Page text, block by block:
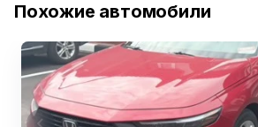
Похожие автомобили